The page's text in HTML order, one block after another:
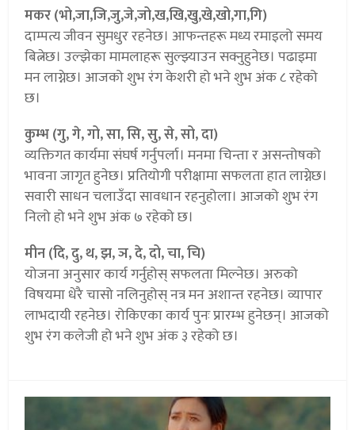
मकर (भो,जा,जि,जु,जे,जो,ख,खि,खु,खे,खो,गा,गि)
दाम्पत्य जीवन सुमधुर रहनेछ। आफन्तहरू मध्य रमाइलो समय
बित्नेछ। उल्झेका मामलाहरू सुल्झ्याउन सक्नुहुनेछ। पढाइमा
मन लाग्नेछ। आजको शुभ रंग केशरी हो भने शुभ अंक ८ रहेको
छ।
कुम्भ (गु, गे, गो, सा, सि, सु, से, सो, दा)
व्यक्तिगत कार्यमा संघर्ष गर्नुपर्ला। मनमा चिन्ता र असन्तोषको
भावना जागृत हुनेछ। प्रतियोगी परीक्षामा सफलता हात लाग्नेछ।
सवारी साधन चलाउँदा सावधान रहनुहोला। आजको शुभ रंग
निलो हो भने शुभ अंक ७ रहेको छ।
मीन (दि, दु, थ, झ, ञ, दे, दो, चा, चि)
योजना अनुसार कार्य गर्नुहोस् सफलता मिल्नेछ। अरुको
विषयमा धेरै चासो नलिनुहोस् नत्र मन अशान्त रहनेछ। व्यापार
लाभदायी रहनेछ। रोकिएका कार्य पुनः प्रारम्भ हुनेछन्। आजको
शुभ रंग कलेजी हो भने शुभ अंक ३ रहेको छ।